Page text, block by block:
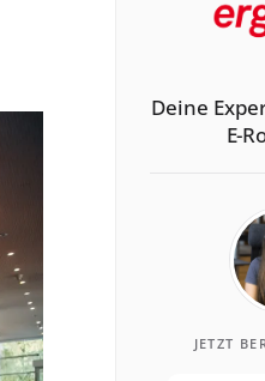
Deine
E-
JETZT